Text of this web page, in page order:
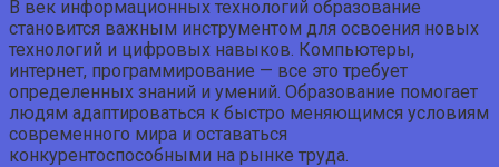
В век информационных технологий образование
становится важным инструментом для освоения новых
технологий и цифровых навыков. Компьютеры,
интернет, программирование — все это требует
определенных знаний и умений. Образование помогает
людям адаптироваться к быстро меняющимся условиям
современного мира и оставаться
конкурентоспособными на рынке труда.